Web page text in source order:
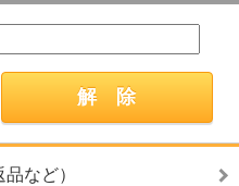
など）